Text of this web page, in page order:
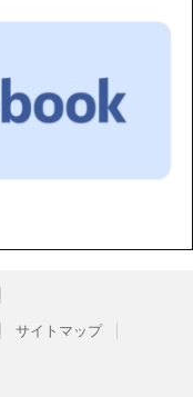
サイトマップ